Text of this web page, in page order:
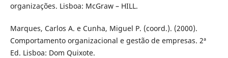
organizações. Lisboa: McGraw – HILL.
Marques, Carlos A. e Cunha, Miguel P. (coord.). (2000).
Comportamento organizacional e gestão de empresas. 2ª
Ed. Lisboa: Dom Quixote.